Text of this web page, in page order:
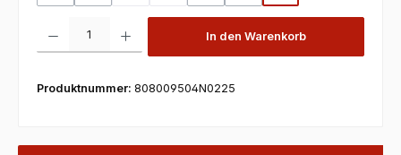
In den Warenkorb
Produktnummer: 808009504N0225